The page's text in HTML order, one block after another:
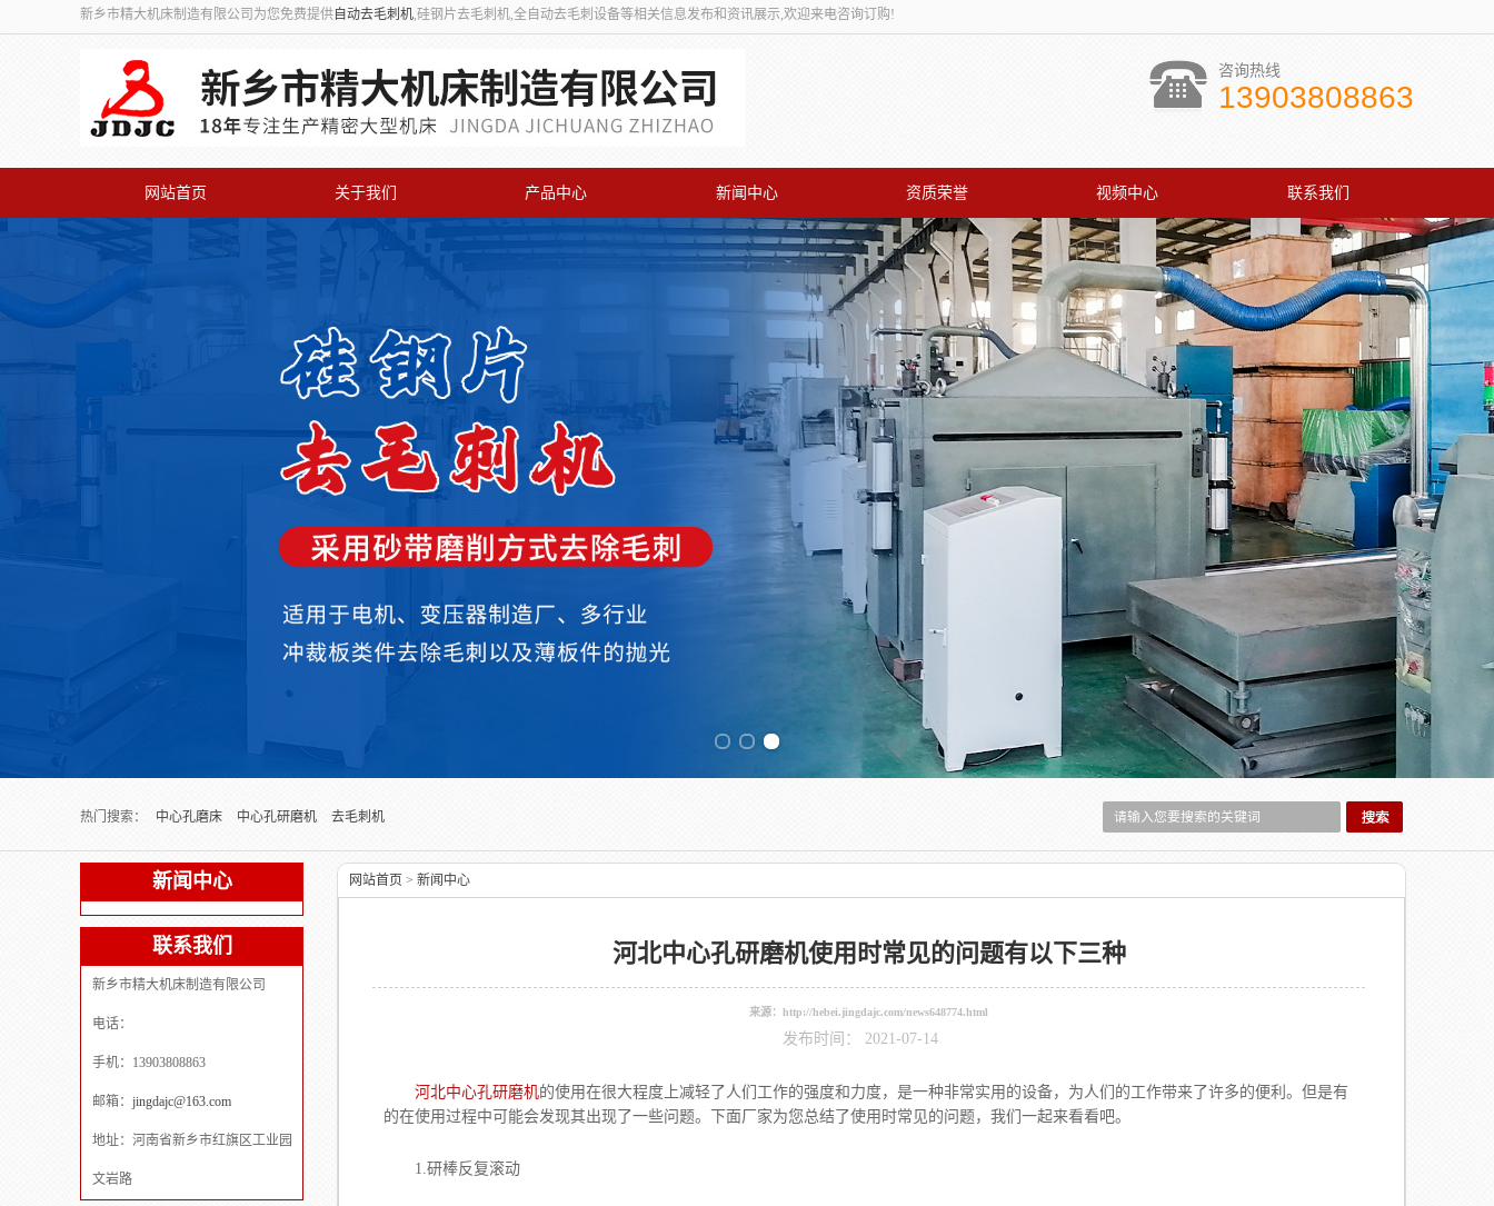
新乡市精大机床制造有限公司为您免费提供自动去毛刺机,硅钢片去毛刺机,全自动去毛刺设备等相关信息发布和资讯展示,欢迎来电咨询订购!
咨询热线
13903808863
网站首页 关于我们 产品中心 新闻中心 资质荣誉 视频中心 联系我们
热门搜索：
中心孔磨床 中心孔研磨机 去毛刺机
新闻中心
联系我们
新乡市精大机床制造有限公司
电话：
手机：13903808863
邮箱： jingdajc@163.com
地址：河南省新乡市红旗区工业园
文岩路
网站首页 > 新闻中心
河北中心孔研磨机使用时常见的问题有以下三种
来源： http://hebei.jingdajc.com/news648774.html
发布时间： 2021-07-14
河北中心孔研磨机的使用在很大程度上减轻了人们工作的强度和力度，是一种非常实用的设备，为人们的工作带来了许多的便利。但是有
的在使用过程中可能会发现其出现了一些问题。下面厂家为您总结了使用时常见的问题，我们一起来看看吧。
1.研棒反复滚动